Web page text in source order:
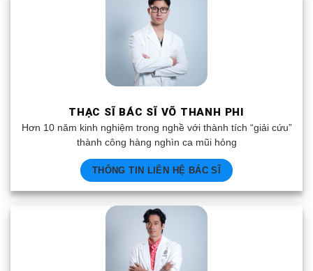
THẠC SĨ BÁC SĨ VÕ THANH PHI
Hơn 10 năm kinh nghiệm trong nghề với thành tích “giải cứu”
thành công hàng nghìn ca mũi hỏng
THÔNG TIN LIÊN HỆ BÁC SĨ